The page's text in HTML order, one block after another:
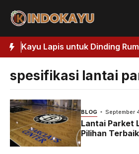
Kayu Lapis untuk Dinding
& Fungsional
spesifikasi lantai
BLOG September
Lantai Parket
Pilihan
Optimal